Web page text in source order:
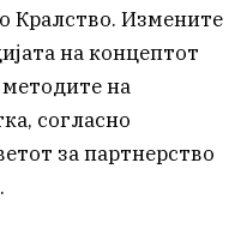
Кралство. Измените
на концептот
на
согласно
за партнерство